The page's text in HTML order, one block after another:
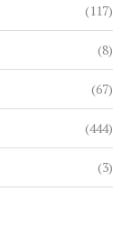
(117)
(8)
(67)
(444)
(3)